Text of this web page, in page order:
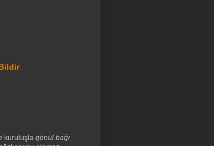
kuruluşla gönül bağı